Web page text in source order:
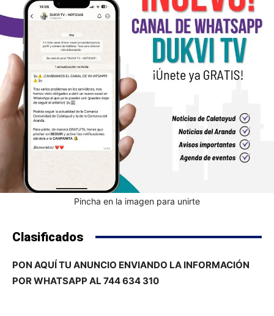
Pincha en la imagen para unirte
Clasificados
PON AQUÍ TU ANUNCIO ENVIANDO LA INFORMACIÓN
POR WHATSAPP AL 744 634 310